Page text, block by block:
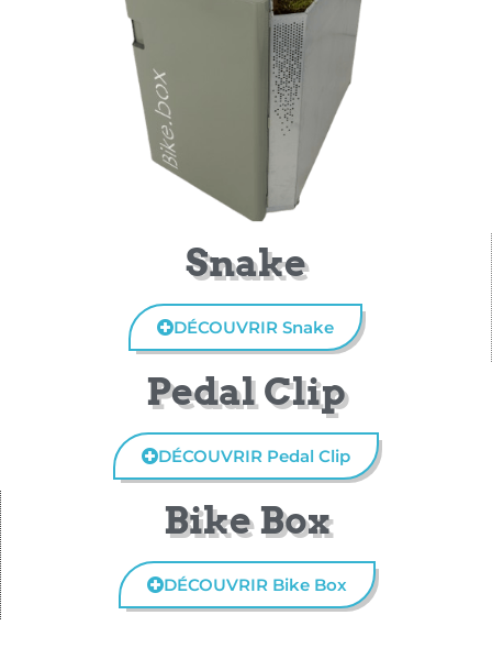
Snake
DÉCOUVRIR Snake
Pedal Clip
DÉCOUVRIR Pedal Clip
Bike Box
DÉCOUVRIR Bike Box